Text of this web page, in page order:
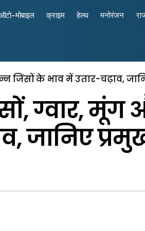
मोबाइल क्राइम हेल्थ मनोरंजन
के भाव में उतार-चढ़ाव,
ग्वार,
जानिए